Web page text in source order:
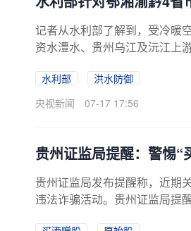
记者从水利部了解到，受冷暖
资水澧水、贵州乌江及沅江上
水利部
洪水防御
央视新闻
07-17 17:56
贵州证监局提醒：警惕“
贵州证监局发布提醒称，近期
违法诈骗活动。贵州证监局提